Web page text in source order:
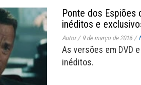
Ponte dos Espiões
inéditos e
Autor/ 9 de março de 2016 /
As versões em DVD
inéditos.